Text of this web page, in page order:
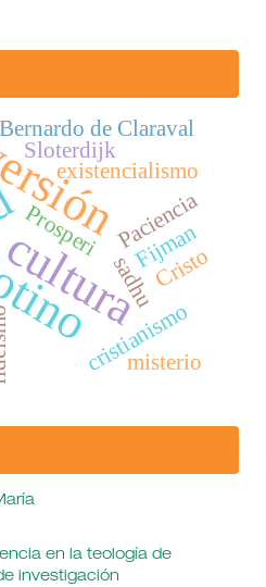
existencialismo
Prosperi
cristianismo
sadhu
Paciencia
Sloterdijk
Fijman
Cristo
misterio
Bernardo de Claraval
en la teología de
investigación